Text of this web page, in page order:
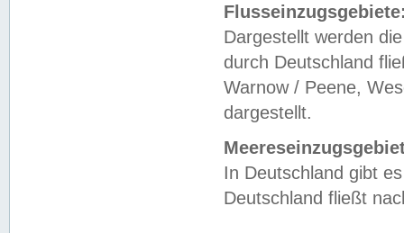
Dargestellt werden
durch Deutschland
Warnow / Peene,
dargestellt.
In Deutschland gibt
Deutschland fließt